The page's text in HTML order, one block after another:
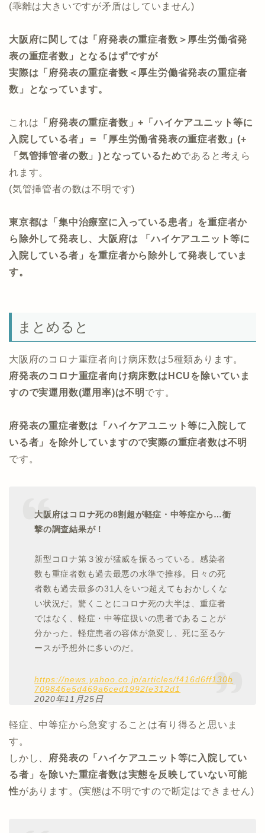
(乖離は大きいですが矛盾はしていません)
大阪府に関しては「府発表の重症者数＞厚生労働省発
表の重症者数」となるはずですが
実際は「府発表の重症者数＜厚生労働省発表の重症者
数」となっています。
これは 「府発表の重症者数」+「ハイケアユニット等に
入院している者」＝「厚生労働省発表の重症者数」(+
「気管挿管者の数」)となっているためであると考えら
れます。
(気管挿管者の数は不明です)
東京都は「集中治療室に入っている患者」を重症者か
ら除外して発表し、大阪府は 「ハイケアユニット等に
入院している者」を重症者から除外して発表していま
す。
まとめると
大阪府のコロナ重症者向け病床数は5種類あります。
府発表のコロナ重症者向け病床数はHCUを除いていま
すので実運用数(運用率)は不明 です。
府発表の重症者数は「ハイケアユニット等に入院して
いる者」を除外していますので実際の重症者数は不明
です。
大阪府はコロナ死の8割超が軽症・中等症から…衝
撃の調査結果が！
新型コロナ第３波が猛威を振るっている。感染者
数も重症者数も過去最悪の水準で推移。日々の死
者数も過去最多の31人をいつ超えてもおかしくな
い状況だ。驚くことにコロナ死の大半は、重症者
ではなく、軽症・中等症扱いの患者であることが
分かった。軽症患者の容体が急変し、死に至るケ
ースが予想外に多いのだ。
https://news.yahoo.co.jp/articles/f416d6ff130b
709846e5d469a6ced1992fe312d1
2020年11月25日
軽症、中等症から急変することは有り得ると思いま
す。
しかし、
府発表の「ハイケアユニット等に入院してい
る者」を除いた重症者数は実態を反映していない可能
性があります。(実態は不明ですので断定はできません)